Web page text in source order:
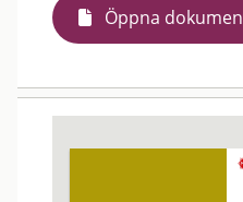
Öppna